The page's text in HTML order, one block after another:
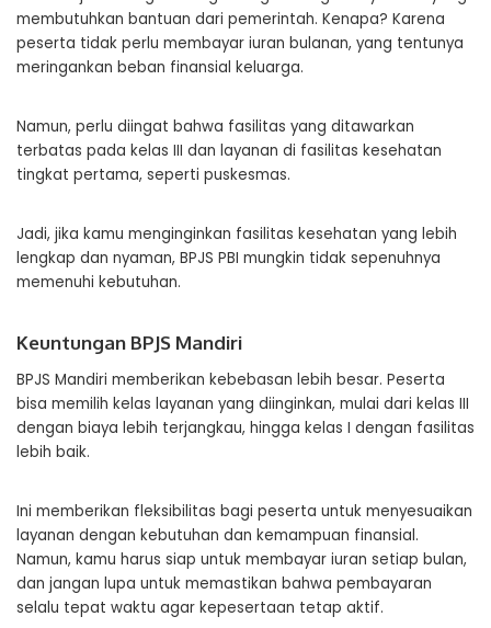
membutuhkan bantuan dari pemerintah. Kenapa? Karena
peserta tidak perlu membayar iuran bulanan, yang tentunya
meringankan beban finansial keluarga.
Namun, perlu diingat bahwa fasilitas yang ditawarkan
terbatas pada kelas III dan layanan di fasilitas kesehatan
tingkat pertama, seperti puskesmas.
Jadi, jika kamu menginginkan fasilitas kesehatan yang lebih
lengkap dan nyaman, BPJS PBI mungkin tidak sepenuhnya
memenuhi kebutuhan.
Keuntungan BPJS Mandiri
BPJS Mandiri memberikan kebebasan lebih besar. Peserta
bisa memilih kelas layanan yang diinginkan, mulai dari kelas III
dengan biaya lebih terjangkau, hingga kelas I dengan fasilitas
lebih baik.
Ini memberikan fleksibilitas bagi peserta untuk menyesuaikan
layanan dengan kebutuhan dan kemampuan finansial.
Namun, kamu harus siap untuk membayar iuran setiap bulan,
dan jangan lupa untuk memastikan bahwa pembayaran
selalu tepat waktu agar kepesertaan tetap aktif.